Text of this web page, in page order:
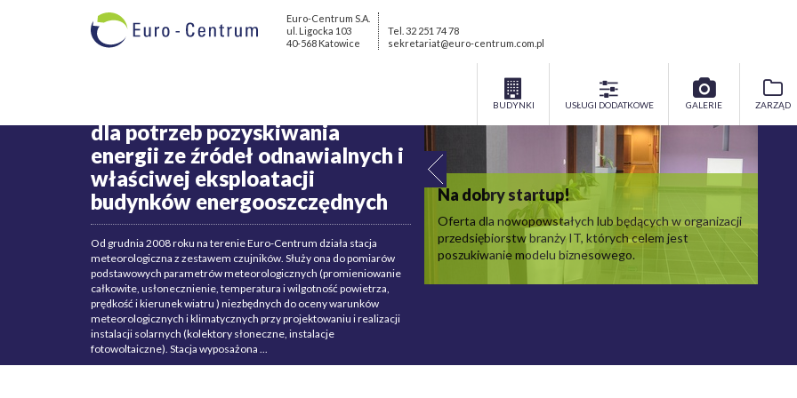
Euro-Centrum S.A.
ul. Ligocka 103
40-568 Katowice
Tel. 32 251 74 78
sekretariat@euro-centrum.com.pl
BUDYNKI USŁUGI DODATKOWE GALERIE ZARZĄD
dla potrzeb pozyskiwania
energii ze źródeł odnawialnych i
właściwej eksploatacji
budynków energooszczędnych
Od grudnia 2008 roku na terenie Euro-Centrum działa stacja
meteorologiczna z zestawem czujników. Służy ona do pomiarów
podstawowych parametrów meteorologicznych (promieniowanie
całkowite, usłonecznienie, temperatura i wilgotność powietrza,
prędkość i kierunek wiatru ) niezbędnych do oceny warunków
meteorologicznych i klimatycznych przy projektowaniu i realizacji
instalacji solarnych (kolektory słoneczne, instalacje
fotowoltaiczne). Stacja wyposażona ...
Na dobry startup!
Oferta dla nowopowstałych lub będących w organizacji
przedsiębiorstw branży IT, których celem jest
poszukiwanie modelu biznesowego.